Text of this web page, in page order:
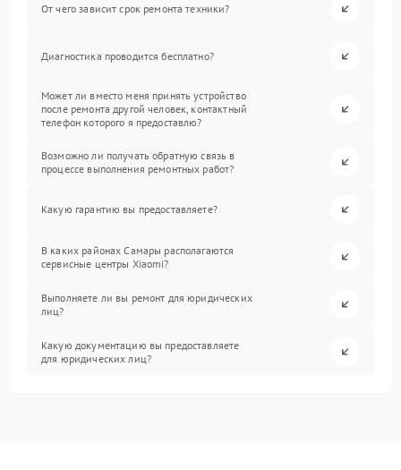
От чего зависит срок ремонта техники?
Диагностика проводится бесплатно?
Может ли вместо меня принять устройство
после ремонта другой человек, контактный
телефон которого я предоставлю?
Возможно ли получать обратную связь в
процессе выполнения ремонтных работ?
Какую гарантию вы предоставляете?
В каких районах Самары располагаются
сервисные центры Xiaomi?
Выполняете ли вы ремонт для юридических
лиц?
Какую документацию вы предоставляете
для юридических лиц?